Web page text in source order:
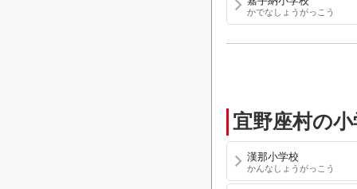
かでなしょうがっこう
宜野座村の
漢那小学校
かんなしょうがっこう